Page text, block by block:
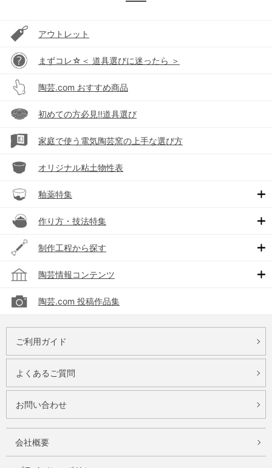
アウトレット
まずコレ☆＜ 道具選びに迷ったら ＞
陶芸.com おすすめ商品
初めての方必見!!道具選び
家庭で使う電気陶芸窯の上手な選び方
オリジナル粘土物性表
釉薬特集
作り方・技法特集
制作工程から探す
陶芸情報コンテンツ
陶芸.com 投稿作品集
ご利用ガイド
よくあるご質問
お問い合わせ
会社概要